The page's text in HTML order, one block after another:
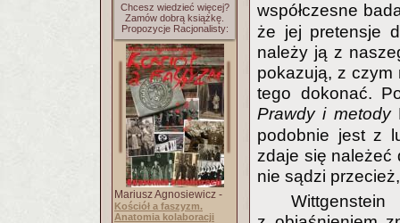
Chcesz wiedzieć więcej?
Zamów dobrą książkę.
Propozycje Racjonalisty:
Mariusz Agnosiewicz -
Kościół a faszyzm.
Anatomia kolaboracji
współczesne
że jej pretensje
należy ją z
pokazują, z czym
tego dokonać.
Prawdy i metody
podobnie jest z
zdaje się należeć
nie sądzi